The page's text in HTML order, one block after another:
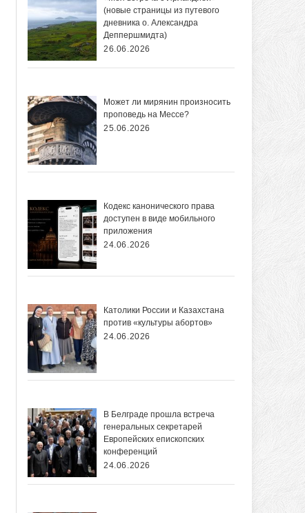
(новые страницы из путевого
дневника о. Александра
Деппершмидта)
26.06.2026
Может ли мирянин произносить
проповедь на Мессе?
25.06.2026
Кодекс канонического права
доступен в виде мобильного
приложения
24.06.2026
Католики России и Казахстана
против «культуры абортов»
24.06.2026
В Белграде прошла встреча
генеральных секретарей
Европейских епископских
конференций
24.06.2026